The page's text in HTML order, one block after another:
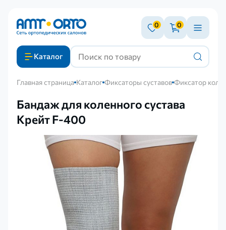
0 0
Каталог
Главная страница Каталог Фиксаторы суставов Фиксатор
Бандаж для коленного сустава
Крейт F-400